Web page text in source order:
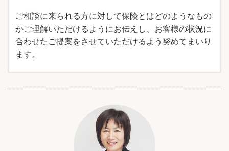
ご相談に来られる方に対して保険とはどのようなもの
かご理解いただけるようにお伝えし、お客様の状況に
合わせたご提案をさせていただけるよう努めてまいり
ます。